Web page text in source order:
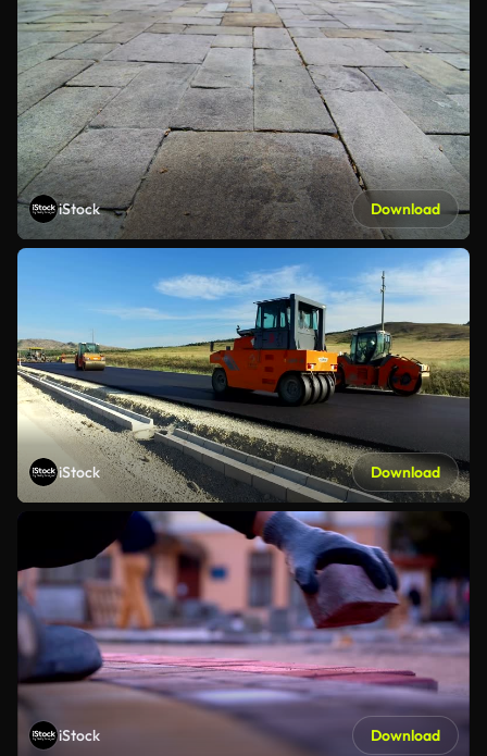
iStock Download
iStock Download
iStock Download